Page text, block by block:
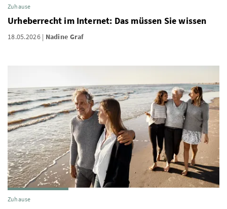
Zuhause
Urheberrecht im Internet: Das müssen Sie wissen
18.05.2026 Nadine Graf
Zuhause